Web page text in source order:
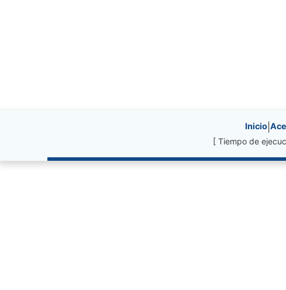
Site information,Inicio
[ Tiempo de